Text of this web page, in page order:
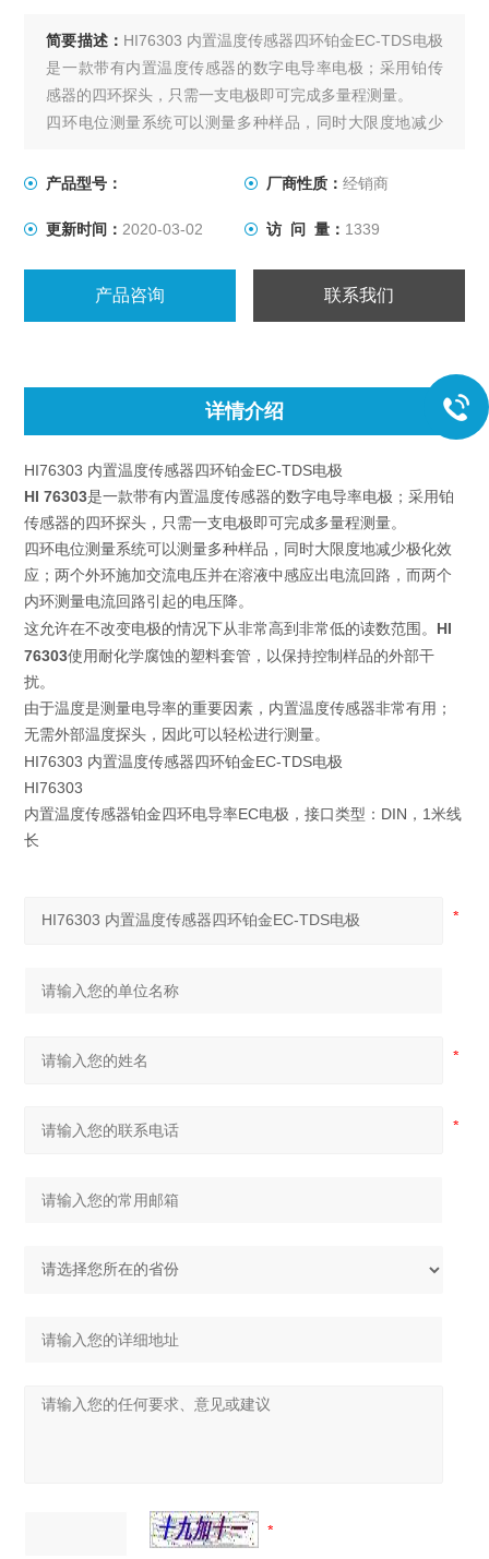
简要描述： HI76303 内置温度传感器四环铂金EC-TDS电极
是一款带有内置温度传感器的数字电导率电极；采用铂传
感器的四环探头，只需一支电极即可完成多量程测量。
四环电位测量系统可以测量多种样品，同时大限度地减少
回路，而两个内环测量电流回路引起的电压降。
产品型号： 厂商性质： 经销商
更新时间： 2020-03-02 访 问 量： 1339
产品咨询 联系我们
详情介绍
HI76303 内置温度传感器四环铂金EC-TDS电极
HI 76303是一款带有内置温度传感器的数字电导率电极；采用铂
传感器的四环探头，只需一支电极即可完成多量程测量。
四环电位测量系统可以测量多种样品，同时大限度地减少极化效
应；两个外环施加交流电压并在溶液中感应出电流回路，而两个
内环测量电流回路引起的电压降。
这允许在不改变电极的情况下从非常高到非常低的读数范围。 HI
76303使用耐化学腐蚀的塑料套管，以保持控制样品的外部干
扰。
由于温度是测量电导率的重要因素，内置温度传感器非常有用；
无需外部温度探头，因此可以轻松进行测量。
HI76303 内置温度传感器四环铂金EC-TDS电极
HI76303
内置温度传感器铂金四环电导率EC电极，接口类型：DIN，1米线
长